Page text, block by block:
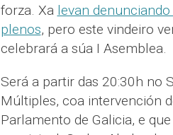
forza. Xa levan
plenos, pero este vindeiro
celebrará a súa I Asemblea.
Será a partir das 20:30h no
Múltiples, coa intervención
Parlamento de Galicia, e